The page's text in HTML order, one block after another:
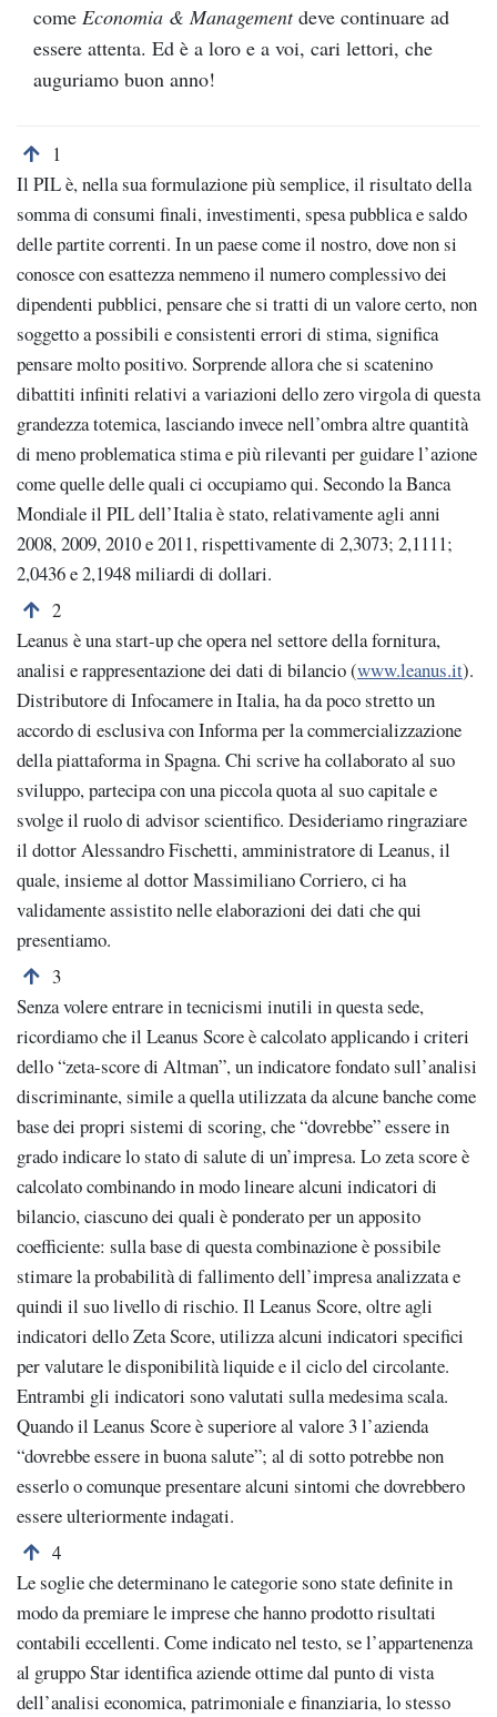
come Economia & Managementdeve continuare ad
essere attenta. Ed è a loro e a voi, cari lettori, che
auguriamo buon anno!
Torna alla nota numero 1
1
Il PIL è, nella sua formulazione più semplice, il risultato della
somma di consumi finali, investimenti, spesa pubblica e saldo
delle partite correnti. In un paese come il nostro, dove non si
conosce con esattezza nemmeno il numero complessivo dei
dipendenti pubblici, pensare che si tratti di un valore certo, non
soggetto a possibili e consistenti errori di stima, significa
pensare molto positivo. Sorprende allora che si scatenino
dibattiti infiniti relativi a variazioni dello zero virgola di questa
grandezza totemica, lasciando invece nell’ombra altre quantità
di meno problematica stima e più rilevanti per guidare l’azione
come quelle delle quali ci occupiamo qui. Secondo la Banca
Mondiale il PIL dell’Italia è stato, relativamente agli anni
2008, 2009, 2010 e 2011, rispettivamente di 2,3073; 2,1111;
2,0436 e 2,1948 miliardi di dollari.
Torna alla nota numero 2
2
Leanus è una start-up che opera nel settore della fornitura,
analisi e rappresentazione dei dati di bilancio (www.leanus.it).
Distributore di Infocamere in Italia, ha da poco stretto un
accordo di esclusiva con Informa per la commercializzazione
della piattaforma in Spagna. Chi scrive ha collaborato al suo
sviluppo, partecipa con una piccola quota al suo capitale e
svolge il ruolo di advisor scientifico. Desideriamo ringraziare
il dottor Alessandro Fischetti, amministratore di Leanus, il
quale, insieme al dottor Massimiliano Corriero, ci ha
validamente assistito nelle elaborazioni dei dati che qui
presentiamo.
Torna alla nota numero 3
3
Senza volere entrare in tecnicismi inutili in questa sede,
ricordiamo che il Leanus Score è calcolato applicando i criteri
dello “zeta-score di Altman”, un indicatore fondato sull’analisi
discriminante, simile a quella utilizzata da alcune banche come
base dei propri sistemi di scoring, che “dovrebbe” essere in
grado indicare lo stato di salute di un’impresa. Lo zeta score è
calcolato combinando in modo lineare alcuni indicatori di
bilancio, ciascuno dei quali è ponderato per un apposito
coefficiente: sulla base di questa combinazione è possibile
stimare la probabilità di fallimento dell’impresa analizzata e
quindi il suo livello di rischio. Il Leanus Score, oltre agli
indicatori dello Zeta Score, utilizza alcuni indicatori specifici
per valutare le disponibilità liquide e il ciclo del circolante.
Entrambi gli indicatori sono valutati sulla medesima scala.
Quando il Leanus Score è superiore al valore 3 l’azienda
“dovrebbe essere in buona salute”; al di sotto potrebbe non
esserlo o comunque presentare alcuni sintomi che dovrebbero
essere ulteriormente indagati.
Torna alla nota numero 4
4
Le soglie che determinano le categorie sono state definite in
modo da premiare le imprese che hanno prodotto risultati
contabili eccellenti. Come indicato nel testo, se l’appartenenza
al gruppo Star identifica aziende ottime dal punto di vista
dell’analisi economica, patrimoniale e finanziaria, lo stesso